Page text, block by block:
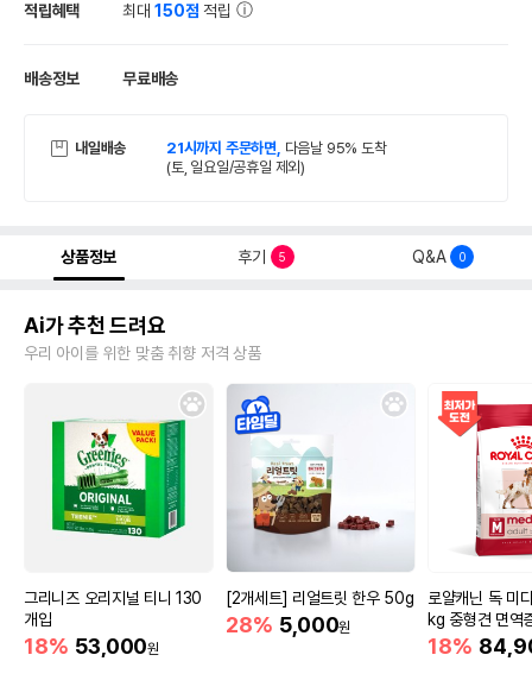
적립혜택 최대150점 적립
배송정보 무료배송
내일배송 21시까지 주문하면, 다음날 95% 도착
(토, 일요일/공휴일 제외)
상품정보 후기 5 Q&A 0
Ai가 추천 드려요
우리 아이를 위한 맞춤 취향 저격 상품
그리니즈 오리지널 티니 130
개입
18% 53,000원
[2개세트] 리얼트릿 한우 50g
28% 5,000원
로얄캐닌 독 미
kg 중형견 면역
18%